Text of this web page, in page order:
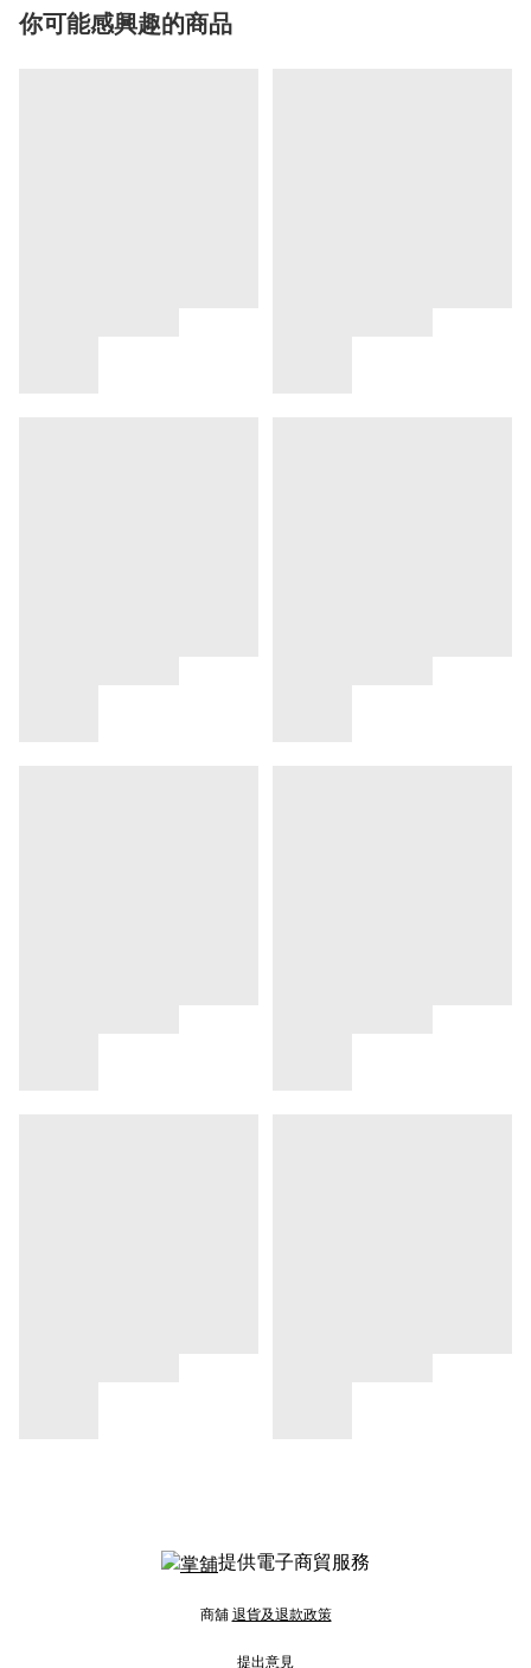
你可能感興趣的商品
提供電子商貿服務
商舖 退貨及退款政策
提出意見